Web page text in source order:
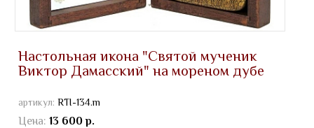
Настольная икона "Святой мученик
Виктор Дамасский" на мореном дубе
артикул: RTI-134.m
Цена: 13 600 р.